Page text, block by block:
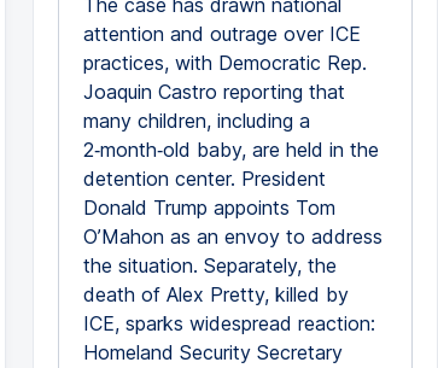
The case has drawn national
attention and outrage over ICE
practices, with Democratic Rep.
Joaquin Castro reporting that
many children, including a
2‑month‑old baby, are held in the
detention center. President
Donald Trump appoints Tom
O’Mahon as an envoy to address
the situation. Separately, the
death of Alex Pretty, killed by
ICE, sparks widespread reaction:
Homeland Security Secretary